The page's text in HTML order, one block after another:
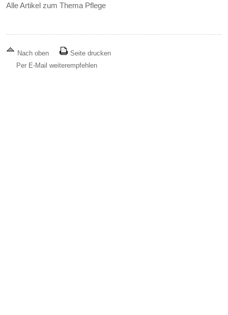
Alle Artikel zum Thema Pflege
Nach oben
Seite drucken
Per E-Mail weiterempfehlen